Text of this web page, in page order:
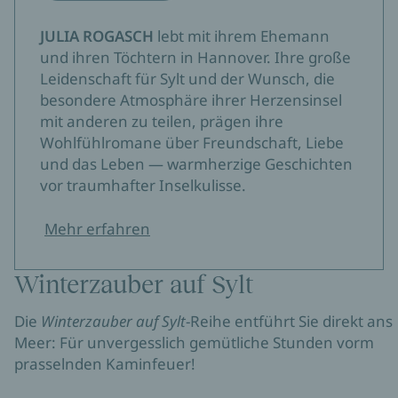
JULIA ROGASCH lebt mit ihrem Ehemann
und ihren Töchtern in Hannover. Ihre große
Leidenschaft für Sylt und der Wunsch, die
besondere Atmosphäre ihrer Herzensinsel
mit anderen zu teilen, prägen ihre
Wohlfühlromane über Freundschaft, Liebe
und das Leben — warmherzige Geschichten
vor traumhafter Inselkulisse.
Mehr erfahren
Winterzauber auf Sylt
Die Winterzauber auf Sylt-Reihe entführt Sie direkt ans
Meer: Für unvergesslich gemütliche Stunden vorm
prasselnden Kaminfeuer!